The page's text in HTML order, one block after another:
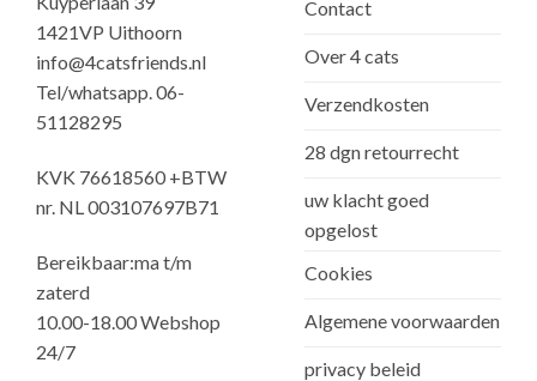
1421VP Uithoorn
info@4catsfriends.nl
Tel/whatsapp. 06-
51128295
KVK 76618560 +BTW
nr. NL 003107697B71
Bereikbaar:ma t/m
zaterd
10.00-18.00 Webshop
24/7
Contact
Over 4 cats
Verzendkosten
28 dgn retourrecht
uw klacht goed
opgelost
Cookies
Algemene voorwaarden
privacy beleid